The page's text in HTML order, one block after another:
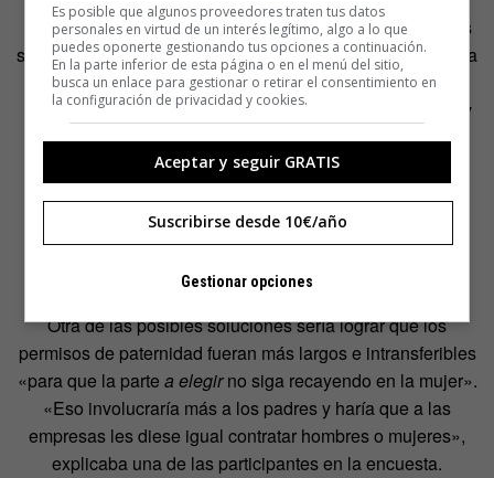
La encuesta se interesa también por conocer las posibles
soluciones que los entrevistados proponen para cambiar la
situación actual. La educación es un tema crucial para la
mayoría de ellos. Acabar con la transmisión de los roles y
estereotipos patriarcales entre las nuevas generaciones
resulta fundamental. Para ello se requiere no sólo de la
empresas, sino también la visibilización de los referentes
masculinos que están llevando a cabo esa ruptura de los
roles tradicionales.
Otra de las posibles soluciones sería lograr que los
permisos de paternidad fueran más largos e intransferibles
«para que la parte a elegirno siga recayendo en la mujer».
«Eso involucraría más a los padres y haría que a las
empresas les diese igual contratar hombres o mujeres»,
explicaba una de las participantes en la encuesta.
Es posible que algunos proveedores traten tus datos
personales en virtud de un interés legítimo, algo a lo que
puedes oponerte gestionando tus opciones a continuación.
En la parte inferior de esta página o en el menú del sitio,
busca un enlace para gestionar o retirar el consentimiento en
la configuración de privacidad y cookies.
Aceptar y seguir GRATIS
Suscribirse desde 10€/año
Gestionar opciones